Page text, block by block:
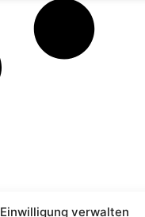
Einwilligung verwalten